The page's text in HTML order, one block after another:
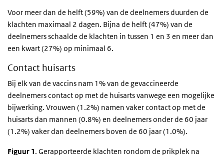
Voor meer dan de helft (59%) van de deelnemers duurden de
klachten maximaal 2 dagen. Bijna de helft (47%) van de
deelnemers schaalde de klachten in tussen 1 en 3 en meer dan
een kwart (27%) op minimaal 6.
Contact huisarts
Bij elk van de vaccins nam 1% van de gevaccineerde
deelnemers contact op met de huisarts vanwege een mogelijke
bijwerking. Vrouwen (1.2%) namen vaker contact op met de
huisarts dan mannen (0.8%) en deelnemers onder de 60 jaar
(1.2%) vaker dan deelnemers boven de 60 jaar (1.0%).
Figuur 1. Gerapporteerde klachten rondom de prikplek na